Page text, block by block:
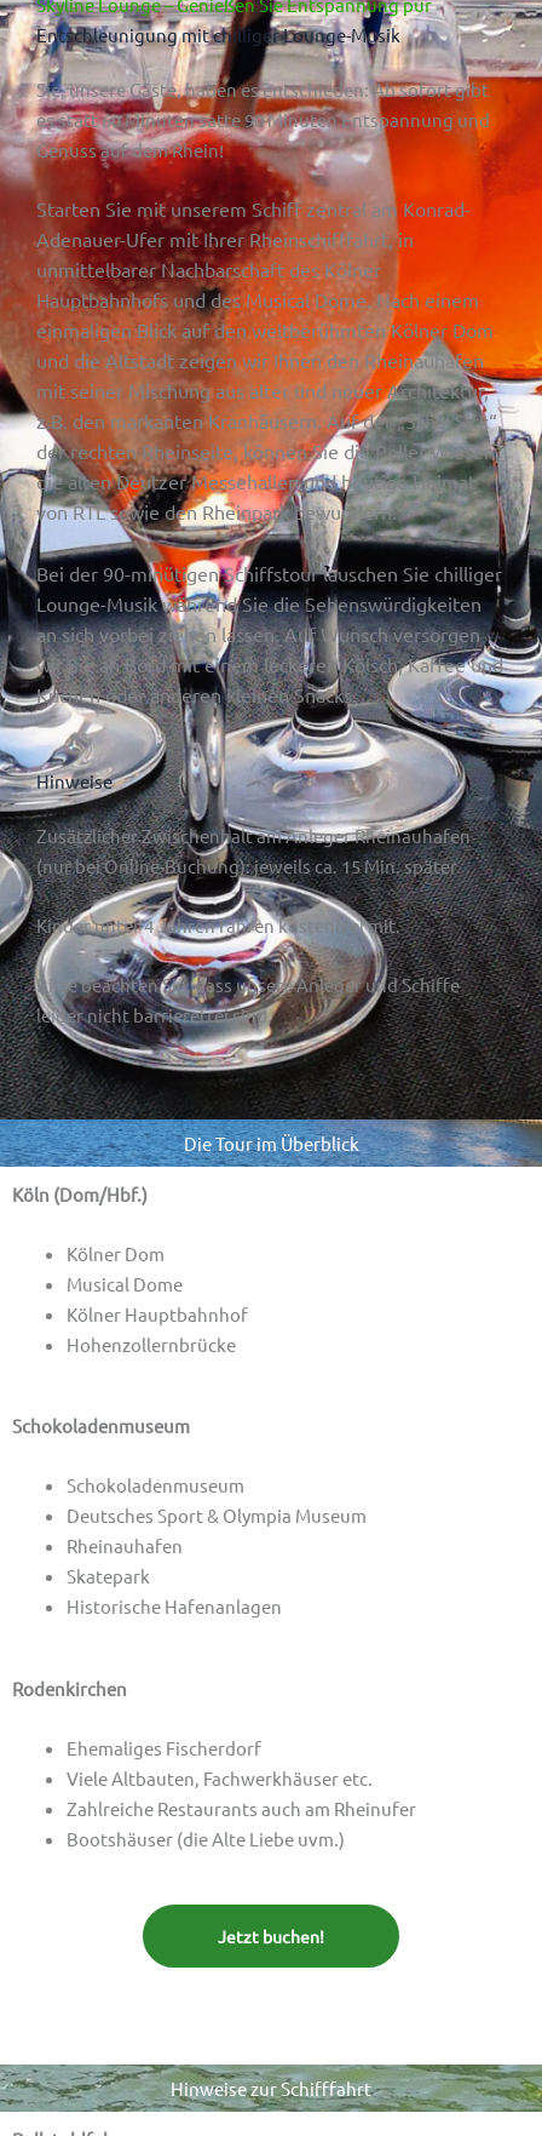
Skyline Lounge – Genießen Sie Entspannung pur
Entschleunigung mit chilliger Lounge-Musik
Sie, unsere Gäste, haben es entschieden: Ab sofort gibt
es statt 60 Minuten satte 90 Minuten Entspannung und
Genuss auf dem Rhein!
Starten Sie mit unserem Schiff zentral am Konrad-
Adenauer-Ufer mit Ihrer Rheinschifffahrt, in
unmittelbarer Nachbarschaft des Kölner
Hauptbahnhofs und des Musical Dome. Nach einem
einmaligen Blick auf den weltberühmten Kölner Dom
und die Altstadt zeigen wir Ihnen den Rheinauhafen
mit seiner Mischung aus alter und neuer Architektur,
z.B. den markanten Kranhäusern. Auf der „Schäl Sick“,
der rechten Rheinseite, können Sie die Poller Wiesen,
die alten Deutzer Messehallen und heutige Heimat
von RTL sowie den Rheinpark bewundern.
Bei der 90-minütigen Schiffstour lauschen Sie chilliger
Lounge-Musik während Sie die Sehenswürdigkeiten
an sich vorbei ziehen lassen. Auf Wunsch versorgen
wir Sie an Bord mit einem leckeren Kölsch, Kaffee und
Kuchen oder anderen kleinen Snacks.
Hinweise
Zusätzlicher Zwischenhalt am Anleger Rheinauhafen
(nur bei Online-Buchung): jeweils ca. 15 Min. später
Kinder unter 4 Jahren fahren kostenfrei mit.
Bitte beachten Sie, dass unsere Anleger und Schiffe
leider nicht barrierefrei sind.
Die Tour im Überblick
Köln (Dom/Hbf.)
Kölner Dom
Musical Dome
Kölner Hauptbahnhof
Hohenzollernbrücke
Schokoladenmuseum
Schokoladenmuseum
Deutsches Sport & Olympia Museum
Rheinauhafen
Skatepark
Historische Hafenanlagen
Rodenkirchen
Ehemaliges Fischerdorf
Viele Altbauten, Fachwerkhäuser etc.
Zahlreiche Restaurants auch am Rheinufer
Bootshäuser (die Alte Liebe uvm.)
Jetzt buchen!
Hinweise zur Schifffahrt